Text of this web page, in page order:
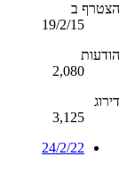
הצטרף ב
19/2/15
הודעות
2,080
דירוג
3,125
24/2/22